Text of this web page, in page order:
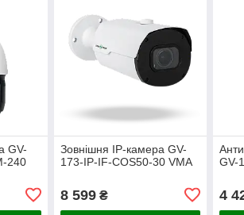
GV-
240
Зовнішня IP-камера GV-
173-IP-IF-COS50-30 VMA
8 599₴
GV-
4